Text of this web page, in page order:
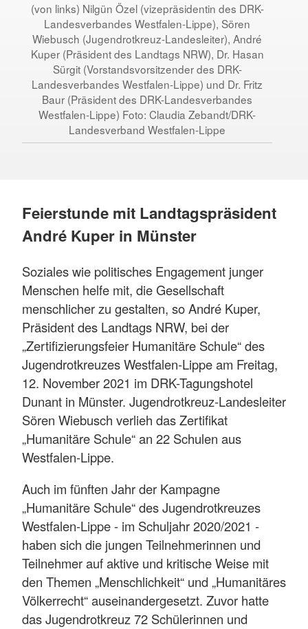
(von links) Nilgün Özel (vizepräsidentin des DRK-
Landesverbandes Westfalen-Lippe), Sören
Wiebusch (Jugendrotkreuz-Landesleiter), André
Kuper (Präsident des Landtags NRW), Dr. Hasan
Sürgit (Vorstandsvorsitzender des DRK-
Landesverbandes Westfalen-Lippe) und Dr. Fritz
Baur (Präsident des DRK-Landesverbandes
Westfalen-Lippe) Foto: Claudia Zebandt/DRK-
Landesverband Westfalen-Lippe
Feierstunde mit Landtagspräsident
André Kuper in Münster
Soziales wie politisches Engagement junger
Menschen helfe mit, die Gesellschaft
menschlicher zu gestalten, so André Kuper,
Präsident des Landtags NRW, bei der
„Zertifizierungsfeier Humanitäre Schule“ des
Jugendrotkreuzes Westfalen-Lippe am Freitag,
12. November 2021 im DRK-Tagungshotel
Dunant in Münster. Jugendrotkreuz-Landesleiter
Sören Wiebusch verlieh das Zertifikat
„Humanitäre Schule“ an 22 Schulen aus
Westfalen-Lippe.
Auch im fünften Jahr der Kampagne
„Humanitäre Schule“ des Jugendrotkreuzes
Westfalen-Lippe - im Schuljahr 2020/2021 -
haben sich die jungen Teilnehmerinnen und
Teilnehmer auf aktive und kritische Weise mit
den Themen „Menschlichkeit“ und „Humanitäres
Völkerrecht“ auseinandergesetzt. Zuvor hatte
das Jugendrotkreuz 72 Schülerinnen und